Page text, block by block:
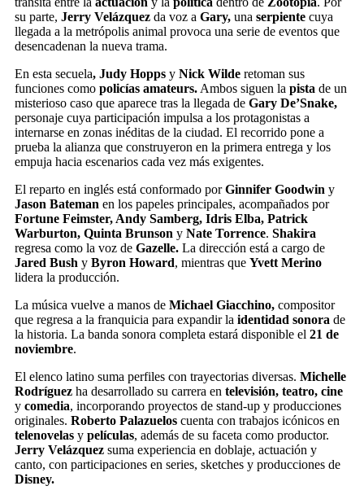
su parte, Jerry Velázquez da voz a Gary, una serpiente cuya
llegada a la metrópolis animal provoca una serie de eventos que
desencadenan la nueva trama.
En esta secuela, Judy Hopps y Nick Wilde retoman sus
funciones como policías amateurs. Ambos siguen la pista de un
misterioso caso que aparece tras la llegada de Gary De’Snake,
personaje cuya participación impulsa a los protagonistas a
internarse en zonas inéditas de la ciudad. El recorrido pone a
prueba la alianza que construyeron en la primera entrega y los
empuja hacia escenarios cada vez más exigentes.
El reparto en inglés está conformado porGinnifer Goodwin y
Jason Bateman en los papeles principales, acompañados por
Fortune Feimster, Andy Samberg, Idris Elba, Patrick
Warburton, Quinta Brunson y Nate Torrence. Shakira
regresa como la voz de Gazelle. La dirección está a cargo de
Jared Bush y Byron Howard, mientras que Yvett Merino
lidera la producción.
La música vuelve a manos de Michael Giacchino, compositor
que regresa a la franquicia para expandir la identidad sonora de
la historia. La banda sonora completa estará disponible el 21 de
noviembre.
El elenco latino suma perfiles con trayectorias diversas. Michelle
Rodríguez ha desarrollado su carrera en televisión, teatro, cine
y comedia, incorporando proyectos de stand-up y producciones
originales. Roberto Palazuelos cuenta con trabajos icónicos en
telenovelas y películas, además de su faceta como productor.
Jerry Velázquez suma experiencia en doblaje, actuación y
canto, con participaciones en series, sketches y producciones de
Disney.